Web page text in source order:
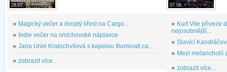
28.07.
» Magický večer a dvojitý křest na Cargo...
» Indie večer na smíchovské náplavce
» Jana Uriel Kratochvílová s kapelou Illuminati.ca...
» zobrazit více...
07.08.
» Kurt Vile přiveze
nejosobnější...
» Slavící
» Mezi melancholií
» zobrazit více...